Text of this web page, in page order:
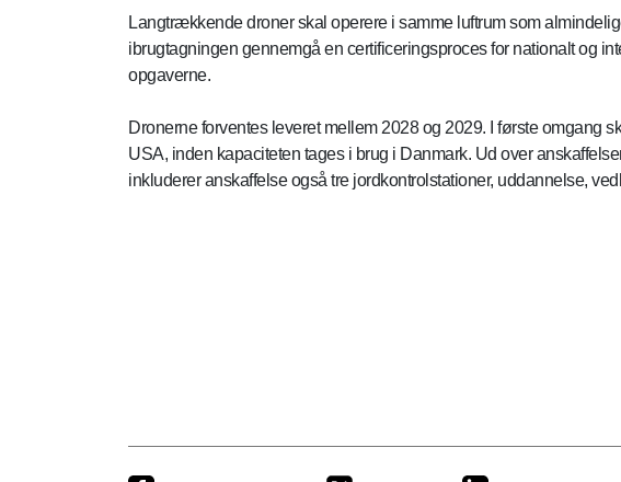
Langtrækkende droner skal operere i samme luftrum som
ibrugtagningen gennemgå en certificeringsproces for nationalt og
opgaverne.
Dronerne forventes leveret mellem 2028 og 2029. I første omgang
USA, inden kapaciteten tages i brug i Danmark. Ud over
inkluderer anskaffelse også tre jordkontrolstationer, uddannelse,